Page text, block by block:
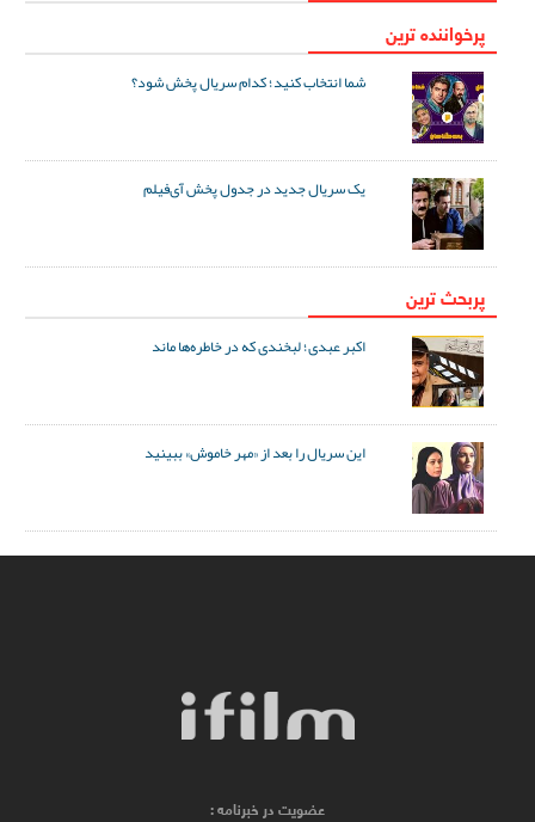
پرخواننده ترین
شما انتخاب کنید؛ کدام سریال پخش شود؟
یک سریال جدید در جدول پخش آی‌فیلم
پربحث ترین
اکبر عبدی؛ لبخندی که در خاطره‌ها ماند
این سریال را بعد از «مهر خاموش» ببینید
عضویت در خبرنامه :